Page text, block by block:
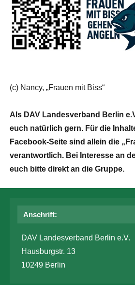
(c) Nancy, „Frauen mit Biss“
Als DAV Landesverband Berlin
euch natürlich gern. Für die
Facebook-Seite sind allein die
verantwortlich. Bei Interesse an
euch bitte direkt an die Gruppe.
Anschrift:
DAV Landesverband Berlin e.V.
Hausburgstr. 13
10249 Berlin